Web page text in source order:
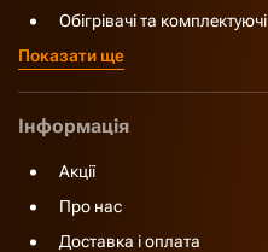
Обігрівачі та комплектуючі
Показати ще
Інформація
Акції
Про нас
Доставка і оплата